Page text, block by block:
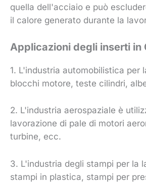
quella dell'acciaio e può
il calore generato durante la
Applicazioni degli inserti in
1. L'industria automobilistica per
blocchi motore, teste cilindri,
2. L'industria aerospaziale è
lavorazione di pale di motori
turbine, ecc.
3. L'industria degli stampi per la
stampi in plastica, stampi per